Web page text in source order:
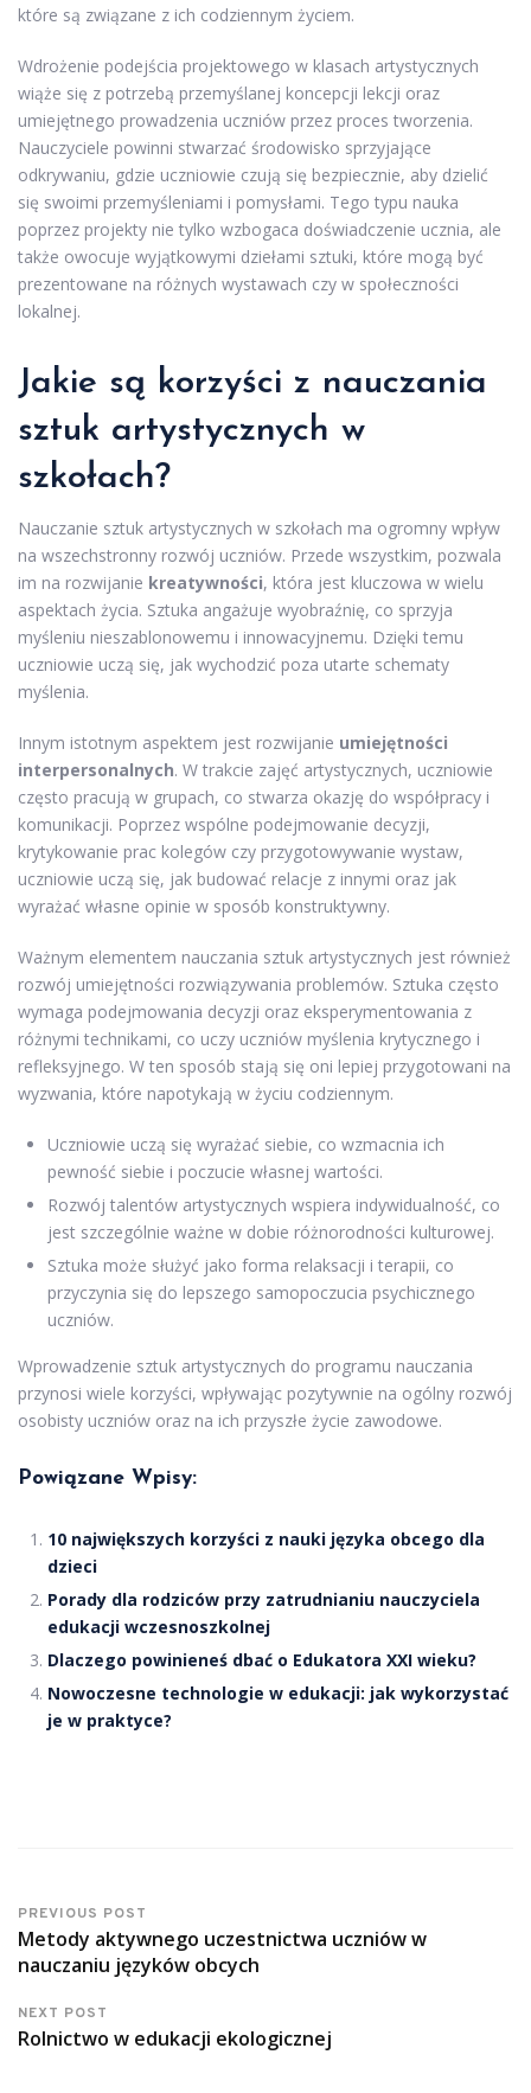
które są związane z ich codziennym życiem.
Wdrożenie podejścia projektowego w klasach artystycznych
wiąże się z potrzebą przemyślanej koncepcji lekcji oraz
umiejętnego prowadzenia uczniów przez proces tworzenia.
Nauczyciele powinni stwarzać środowisko sprzyjające
odkrywaniu, gdzie uczniowie czują się bezpiecznie, aby dzielić
się swoimi przemyśleniami i pomysłami. Tego typu nauka
poprzez projekty nie tylko wzbogaca doświadczenie ucznia, ale
także owocuje wyjątkowymi dziełami sztuki, które mogą być
prezentowane na różnych wystawach czy w społeczności
lokalnej.
Jakie są korzyści z nauczania
sztuk artystycznych w
szkołach?
Nauczanie sztuk artystycznych w szkołach ma ogromny wpływ
na wszechstronny rozwój uczniów. Przede wszystkim, pozwala
im na rozwijanie kreatywności, która jest kluczowa w wielu
aspektach życia. Sztuka angażuje wyobraźnię, co sprzyja
myśleniu nieszablonowemu i innowacyjnemu. Dzięki temu
uczniowie uczą się, jak wychodzić poza utarte schematy
myślenia.
Innym istotnym aspektem jest rozwijanie umiejętności
interpersonalnych. W trakcie zajęć artystycznych, uczniowie
często pracują w grupach, co stwarza okazję do współpracy i
komunikacji. Poprzez wspólne podejmowanie decyzji,
krytykowanie prac kolegów czy przygotowywanie wystaw,
uczniowie uczą się, jak budować relacje z innymi oraz jak
wyrażać własne opinie w sposób konstruktywny.
Ważnym elementem nauczania sztuk artystycznych jest również
rozwój umiejętności rozwiązywania problemów. Sztuka często
wymaga podejmowania decyzji oraz eksperymentowania z
różnymi technikami, co uczy uczniów myślenia krytycznego i
refleksyjnego. W ten sposób stają się oni lepiej przygotowani na
wyzwania, które napotykają w życiu codziennym.
Uczniowie uczą się wyrażać siebie, co wzmacnia ich
pewność siebie i poczucie własnej wartości.
Rozwój talentów artystycznych wspiera indywidualność, co
jest szczególnie ważne w dobie różnorodności kulturowej.
Sztuka może służyć jako forma relaksacji i terapii, co
przyczynia się do lepszego samopoczucia psychicznego
uczniów.
Wprowadzenie sztuk artystycznych do programu nauczania
przynosi wiele korzyści, wpływając pozytywnie na ogólny rozwój
osobisty uczniów oraz na ich przyszłe życie zawodowe.
Powiązane Wpisy:
10 największych korzyści z nauki języka obcego dla
dzieci
Porady dla rodziców przy zatrudnianiu nauczyciela
edukacji wczesnoszkolnej
Dlaczego powinieneś dbać o Edukatora XXI wieku?
Nowoczesne technologie w edukacji: jak wykorzystać
je w praktyce?
PREVIOUS POST
Metody aktywnego uczestnictwa uczniów w
nauczaniu języków obcych
NEXT POST
Rolnictwo w edukacji ekologicznej